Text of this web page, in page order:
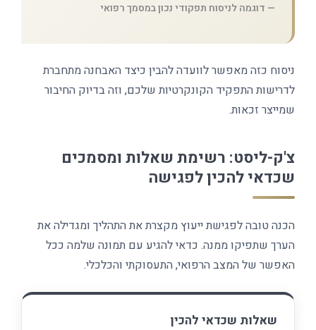
— דוגמה לניסוח תפקודי נכון במסמך רפואי
ניסוח כזה מאפשר לוועדה להבין כיצד האבחנה מתחברת
לדרישות התפקיד הקונקרטיות שלכם, וזה בדיוק החיבור
שמייצר זכאות.
צ'ק-ליסט: רשימת שאלות ומסמכים
שכדאי להכין לפגישה
הכנה טובה לפגישת ייעוץ מקצרת את התהליך ומגדילה את
הערך שתפיקו ממנה. כדאי להגיע עם תמונה שלמה ככל
האפשר של המצב הרפואי, התעסוקתי והכלכלי.
שאלות שכדאי להכין